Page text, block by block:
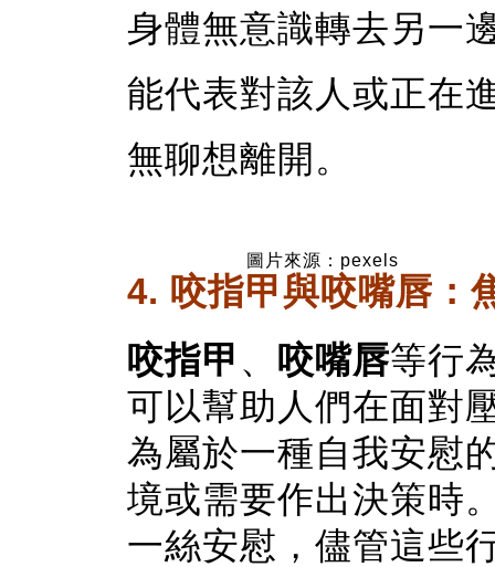
身體無意識轉去另一
能代表對該人或正在
無聊想離開。
圖片來源：pexels
4. 咬指甲與咬嘴唇：
咬指甲 、 咬嘴唇等行
可以幫助人們在面對
為屬於一種自我安慰
境或需要作出決策時
一絲安慰，儘管這些